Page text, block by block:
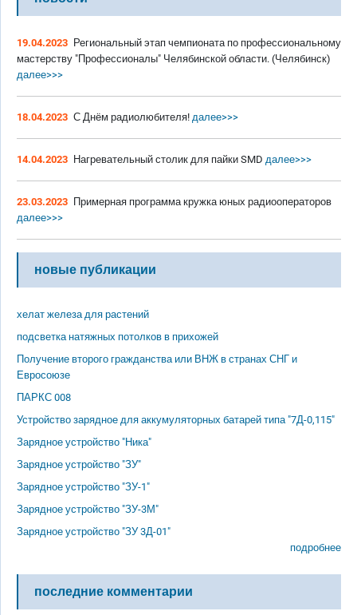
19.04.2023 Региональный этап чемпионата по профессиональному
мастерству "Профессионалы" Челябинской области. (Челябинск)
далее>>>
18.04.2023 С Днём радиолюбителя! далее>>>
14.04.2023 Нагревательный столик для пайки SMD далее>>>
23.03.2023 Примерная программа кружка юных радиооператоров
далее>>>
новые публикации
хелат железа для растений
подсветка натяжных потолков в прихожей
Получение второго гражданства или ВНЖ в странах СНГ и
Евросоюзе
ПАРКС 008
Устройство зарядное для аккумуляторных батарей типа "7Д-0,115"
Зарядное устройство "Ника"
Зарядное устройство "ЗУ"
Зарядное устройство "ЗУ-1"
Зарядное устройство "ЗУ-3М"
Зарядное устройство "ЗУ 3Д-01"
подробнее
последние комментарии